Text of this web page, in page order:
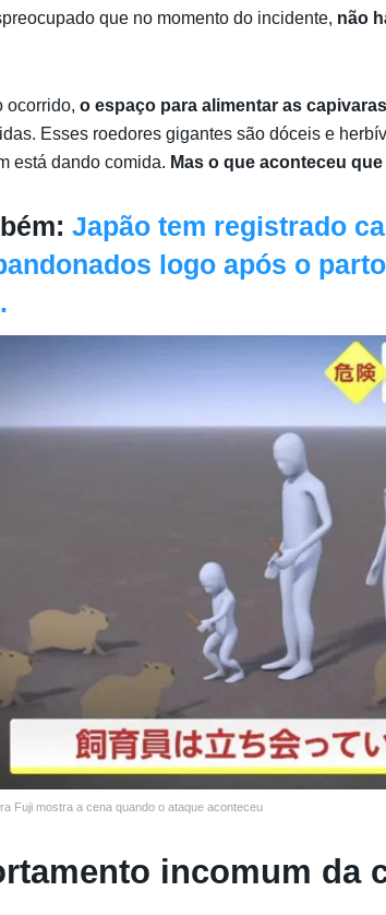
que no momento do incidente, não
ocorrido, o espaço para alimentar as
Esses roedores gigantes são dóceis e
está dando comida. Mas o que aconteceu
Japão tem registrado
logo após o
Fuji mostra a cena quando o ataque aconteceu
incomum da